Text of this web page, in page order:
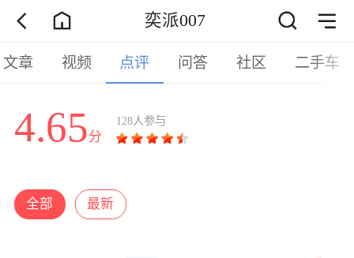
奕派007
文章 视频 点评 问答 社区 二手车
4.65分
128人参与
全部 最新